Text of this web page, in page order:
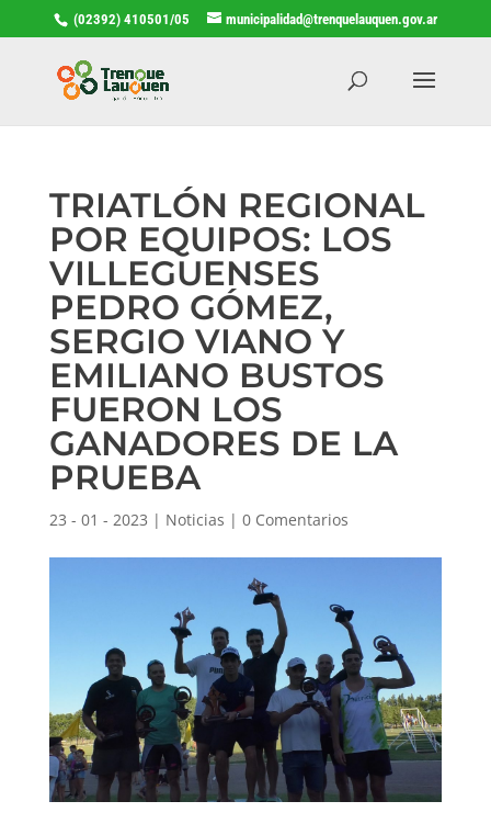
(02392) 410501/05 municipalidad@trenquelauquen.gov.ar
TRIATLÓN REGIONAL
POR EQUIPOS: LOS
VILLEGUENSES
PEDRO GÓMEZ,
SERGIO VIANO Y
EMILIANO BUSTOS
FUERON LOS
GANADORES DE LA
PRUEBA
23 - 01 - 2023 | Noticias | 0 Comentarios